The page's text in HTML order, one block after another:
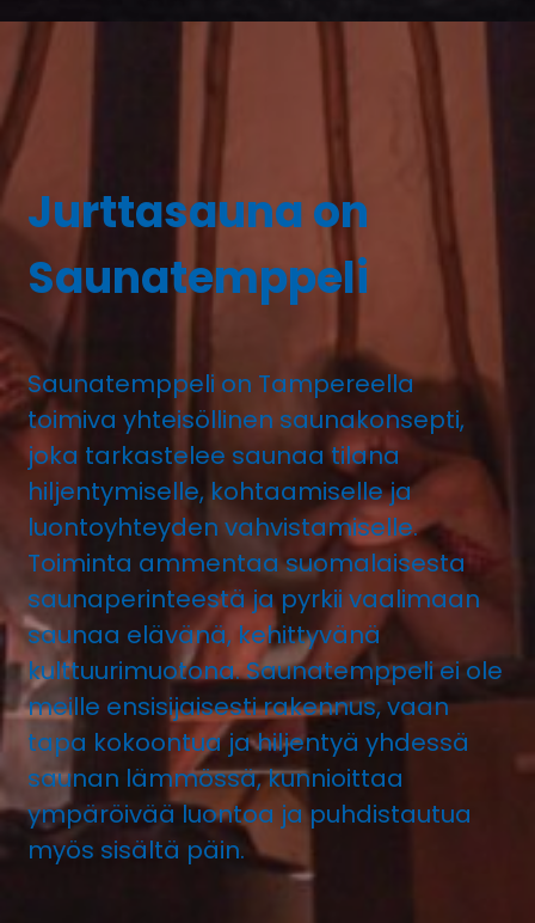
Jurttasauna on
Saunatemppeli
Saunatemppeli on Tampereella
toimiva yhteisöllinen saunakonsepti,
joka tarkastelee saunaa tilana
hiljentymiselle, kohtaamiselle ja
luontoyhteyden vahvistamiselle.
Toiminta ammentaa suomalaisesta
saunaperinteestä ja pyrkii vaalimaan
saunaa elävänä, kehittyvänä
kulttuurimuotona. Saunatemppeli ei ole
meille ensisijaisesti rakennus, vaan
tapa kokoontua ja hiljentyä yhdessä
saunan lämmössä, kunnioittaa
ympäröivää luontoa ja puhdistautua
myös sisältä päin.